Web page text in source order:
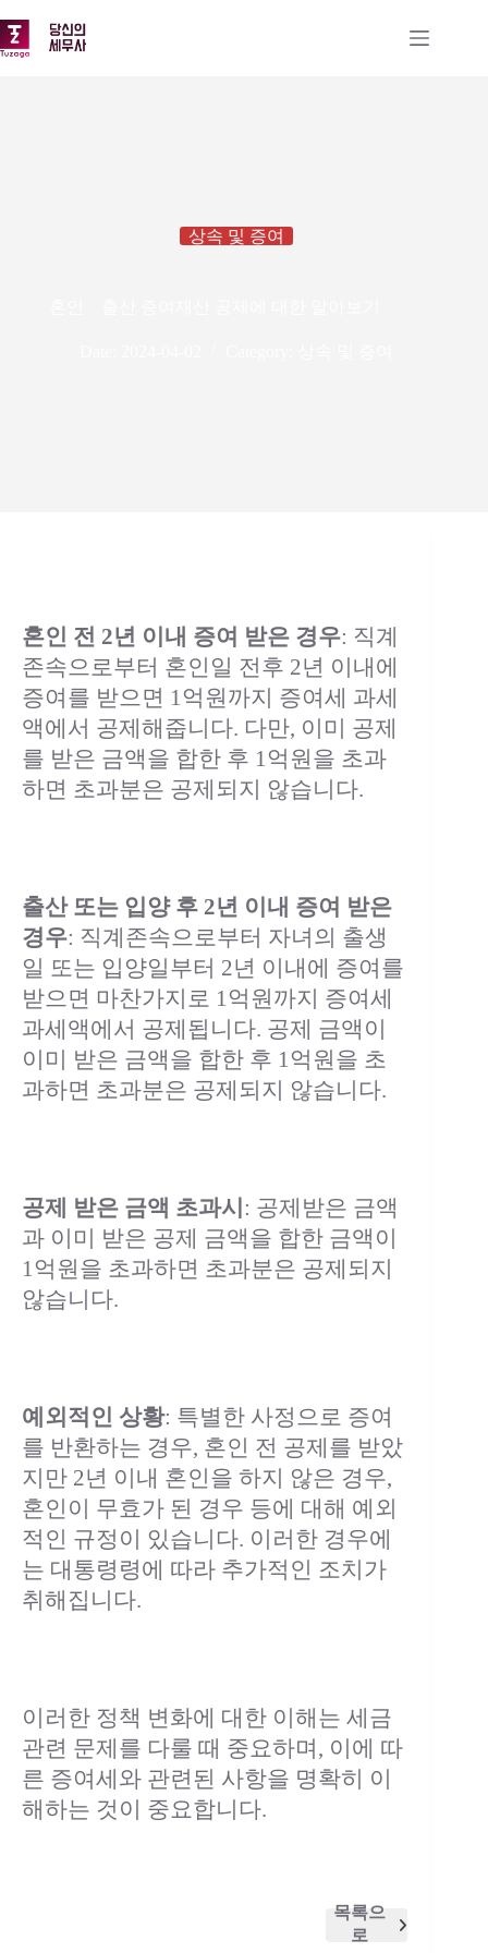
문
으
상속 및 증여
혼인 전 2년 이내 증여 받은 경우: 직계
존속으로부터 혼인일 전후 2년 이내에
증여를 받으면 1억원까지 증여세 과세
액에서 공제해줍니다. 다만, 이미 공제
를 받은 금액을 합한 후 1억원을 초과
하면 초과분은 공제되지 않습니다.
출산 또는 입양 후 2년 이내 증여 받은
경우: 직계존속으로부터 자녀의 출생
일 또는 입양일부터 2년 이내에 증여를
받으면 마찬가지로 1억원까지 증여세
과세액에서 공제됩니다. 공제 금액이
이미 받은 금액을 합한 후 1억원을 초
과하면 초과분은 공제되지 않습니다.
공제 받은 금액 초과시 : 공제받은 금액
과 이미 받은 공제 금액을 합한 금액이
1억원을 초과하면 초과분은 공제되지
않습니다.
예외적인 상황: 특별한 사정으로 증여
를 반환하는 경우, 혼인 전 공제를 받았
지만 2년 이내 혼인을 하지 않은 경우,
혼인이 무효가 된 경우 등에 대해 예외
적인 규정이 있습니다. 이러한 경우에
는 대통령령에 따라 추가적인 조치가
취해집니다.
이러한 정책 변화에 대한 이해는 세금
관련 문제를 다룰 때 중요하며, 이에 따
른 증여세와 관련된 사항을 명확히 이
해하는 것이 중요합니다.
목록으
로